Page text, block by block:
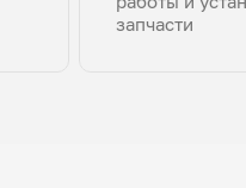
запчасти